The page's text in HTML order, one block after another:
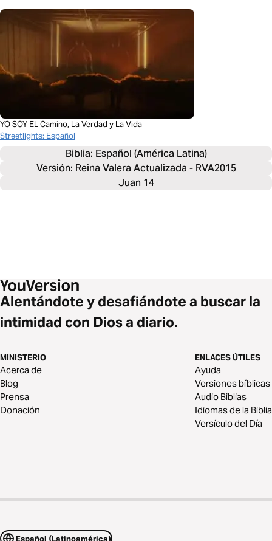
YO SOY EL Camino, La Verdad y La Vida
Streetlights: Español
Biblia: Español (América Latina)
Versión: Reina Valera Actualizada - RVA2015
Juan 14
Alentándote y desafiándote a buscar la
intimidad con Dios a diario.
MINISTERIO
Acerca de
Blog
Prensa
Donación
ENLACES ÚTILES
Ayuda
Versiones bíblicas
Audio Biblias
Idiomas de la Biblia
Versículo del Día
Español (Latinoamérica)